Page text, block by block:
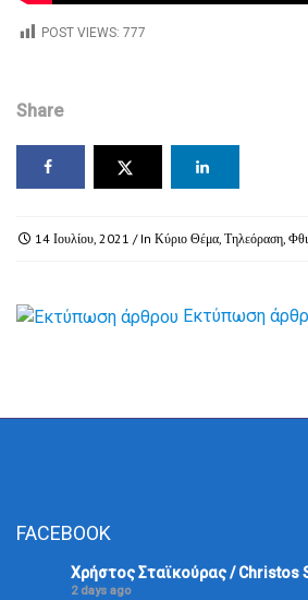
POST VIEWS: 777
Share
14 Ιουλίου, 2021 / In Κύριο Θέμα, Τηλεόραση,
Εκτύπωση
FACEBOOK
Χρήστος Σταϊκούρας / Christos
2 days ago